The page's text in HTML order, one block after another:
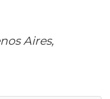
Aires,